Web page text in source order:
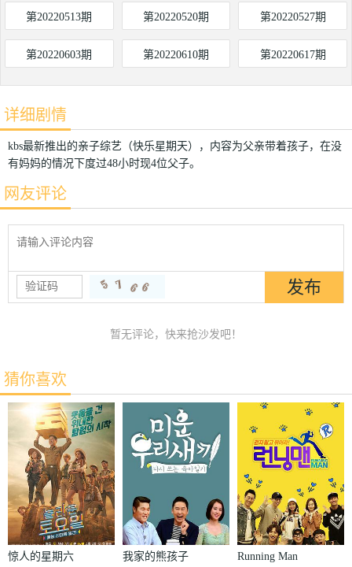
第20220513期 第20220520期 第20220527期
第20220603期 第20220610期 第20220617期
详细剧情
kbs最新推出的亲子综艺（快乐星期天），内容为父亲带着孩子，在没
有妈妈的情况下度过48小时现4位父子。
网友评论
暂无评论，快来抢沙发吧！
猜你喜欢
惊人的星期六 我家的熊孩子 Running Man